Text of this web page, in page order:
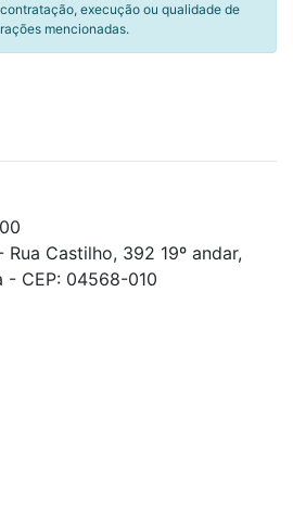
execução ou qualidade de
mencionadas.
Rua Castilho, 392 19º andar,
- CEP: 04568-010